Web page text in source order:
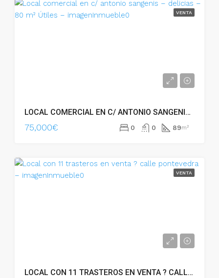
VENTA
LOCAL COMERCIAL EN C/ ANTONIO SANGENIS – DELICIAS – 80 M² ÚTILES – 19095
75,000€ 0 0 89m²
VENTA
LOCAL CON 11 TRASTEROS EN VENTA ? CALLE PONTEVEDRA – 54416